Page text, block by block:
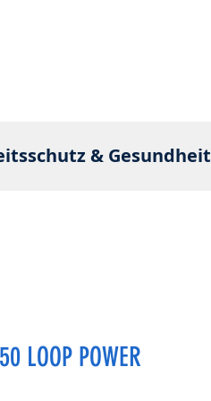
& Gesundheit
LOOP POWER